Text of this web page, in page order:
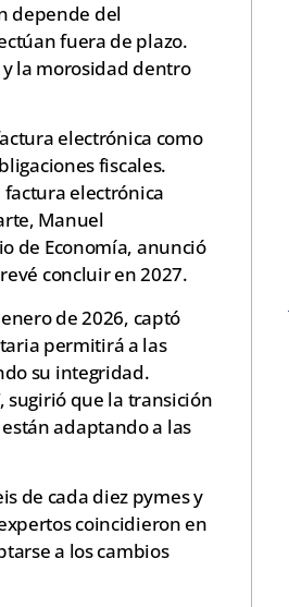
depende del
fuera de plazo.
la morosidad dentro
electrónica como
fiscales.
factura electrónica
Manuel
de Economía, anunció
concluir en 2027.
de 2026, captó
permitirá a las
su integridad.
sugirió que la transición
adaptando a las
de cada diez pymes y
coincidieron en
a los cambios